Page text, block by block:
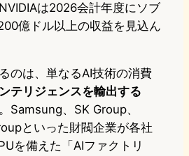
は2026会計年度にソブ
億ドル以上の収益を見込ん
のは、単なるAI技術の消費
ンテリジェンスを輸出する
Samsung、SK Group、
といった財閥企業が各社
を備えた「AIファクトリ